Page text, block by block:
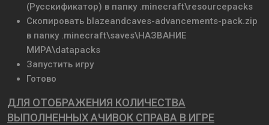
(Русскификатор) в папку .minecraft\resourcepacks
Скопировать blazeandcaves-advancements-pack.zip
в папку .minecraft\saves\НАЗВАНИЕ
МИРА\datapacks
Запустить игру
Готово
ДЛЯ ОТОБРАЖЕНИЯ КОЛИЧЕСТВА
ВЫПОЛНЕННЫХ АЧИВОК СПРАВА В ИГРЕ